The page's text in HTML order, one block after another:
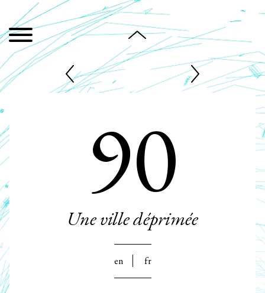
90
Une ville déprimée
en fr